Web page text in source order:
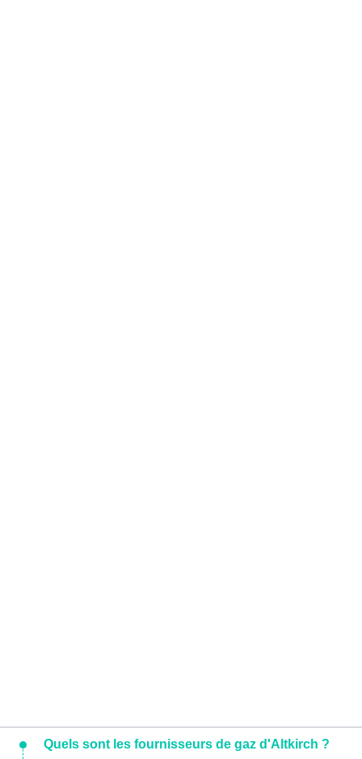
Quels sont les fournisseurs de gaz d'Altkirch ?